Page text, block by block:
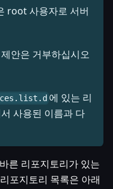
root 사용자로 서버
안은 거부하십시오
에 있는 리
사용된 이름과 다
른 리포지토리가 있는
포지토리 목록은 아래